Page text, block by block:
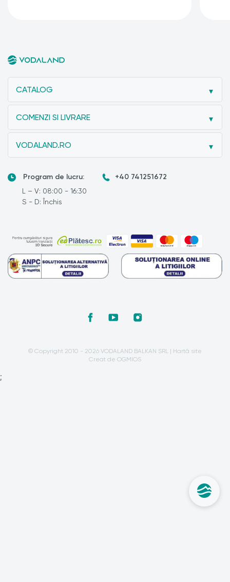
CATALOG
COMENZI SI LIVRARE
VODALAND.RO
Program de lucru:
L – V: 08:00 - 16:30
S - D: Închis
+40 741251672
© Copyright 2010 - 2026 VODALAND BALKAN SRL | Hartă site
Creat de OGMIOS
;